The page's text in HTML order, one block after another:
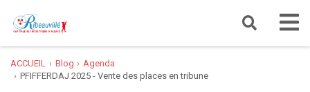
ACCUEIL Blog
Agenda
PFIFFERDAJ 2025 - Vente des places en tribune